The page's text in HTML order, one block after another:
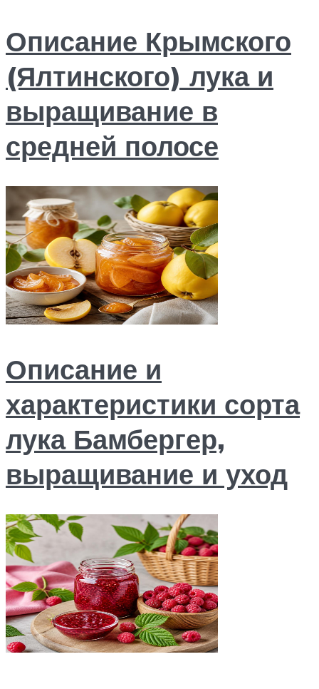
Описание Крымского
(Ялтинского) лука и
выращивание в
средней полосе
Описание и
характеристики сорта
лука Бамбергер,
выращивание и уход